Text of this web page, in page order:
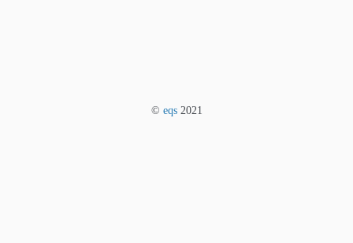
© eqs2021